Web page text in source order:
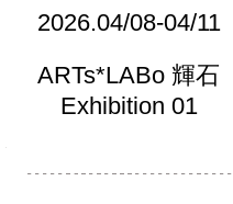
2026.04/08-04/11
ARTs*LABo 輝石
Exhibition 01